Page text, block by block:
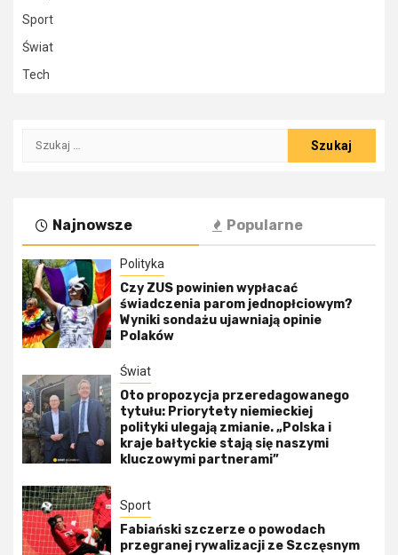
Sport
Świat
Tech
Szukaj:
Najnowsze Popularne
Polityka
Czy ZUS powinien wypłacać
świadczenia parom jednopłciowym?
Wyniki sondażu ujawniają opinie
Polaków
Świat
Oto propozycja przeredagowanego
tytułu: Priorytety niemieckiej
polityki ulegają zmianie. „Polska i
kraje bałtyckie stają się naszymi
kluczowymi partnerami”
Sport
Fabiański szczerze o powodach
przegranej rywalizacji ze Szczęsnym